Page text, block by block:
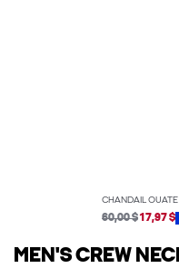
60,00 $17,97 $
MEN'S CREW